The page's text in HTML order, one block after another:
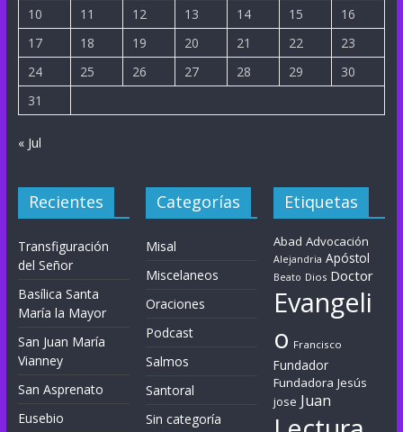
10
11 12 13 14 15
16
17
18 19 20 21 22
23
24
25 26 27 28 29
30
31
« Jul
Recientes
Transfiguración
del Señor
Basílica Santa
María la Mayor
San Juan María
Vianney
San Asprenato
Eusebio
Categorías
Misal
Miscelaneos
Oraciones
Podcast
Salmos
Santoral
Sin categoría
Etiquetas
Abad Advocación
Alejandria Apóstol
Beato Dios Doctor
Evangeli
o Francisco
Fundador
Fundadora Jesús
jose Juan